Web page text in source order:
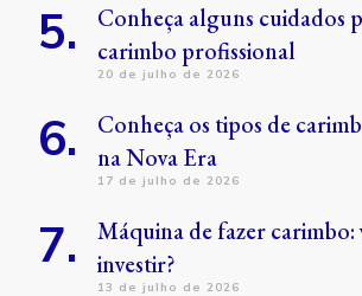
Conheça alguns cuidados
carimbo profissional
20 de julho de 2026
Conheça os tipos de
na Nova Era
17 de julho de 2026
Máquina de fazer carimbo:
investir?
13 de julho de 2026